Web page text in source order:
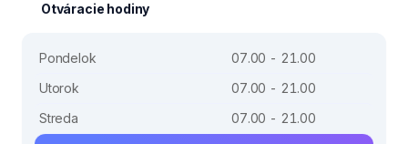
Otváracie hodiny
Pondelok
07.00 - 21.00
Utorok
07.00 - 21.00
Streda
07.00 - 21.00